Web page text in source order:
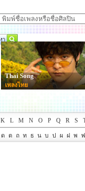
Thai Song
เพลงไทย
K L M N O P Q R S
ด ต ถ ท ธ น บ ป ผ ฝ พ ฟ